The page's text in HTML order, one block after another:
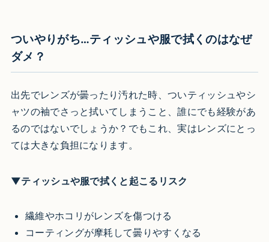
ついやりがち…ティッシュや服で拭くのはなぜ
ダメ？
出先でレンズが曇ったり汚れた時、ついティッシュやシ
ャツの袖でさっと拭いてしまうこと、誰にでも経験があ
るのではないでしょうか？でもこれ、実はレンズにとっ
ては大きな負担になります。
▼ティッシュや服で拭くと起こるリスク
繊維やホコリがレンズを傷つける
コーティングが摩耗して曇りやすくなる